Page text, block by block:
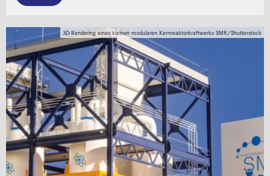
3D-Rendering eines kleinen modularen Kernreaktorkraftwerks SMR/Shutterstock